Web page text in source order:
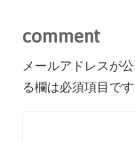
comment
メールアドレスが
る欄は必須項目です